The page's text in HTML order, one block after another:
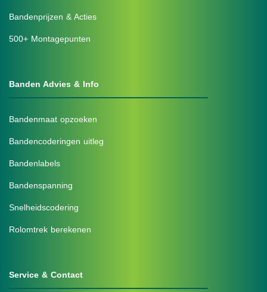
Bandenprijzen & Acties
500+ Montagepunten
Banden Advies & Info
Bandenmaat opzoeken
Bandencoderingen uitleg
Bandenlabels
Bandenspanning
Snelheidscodering
Rolomtrek berekenen
Service & Contact